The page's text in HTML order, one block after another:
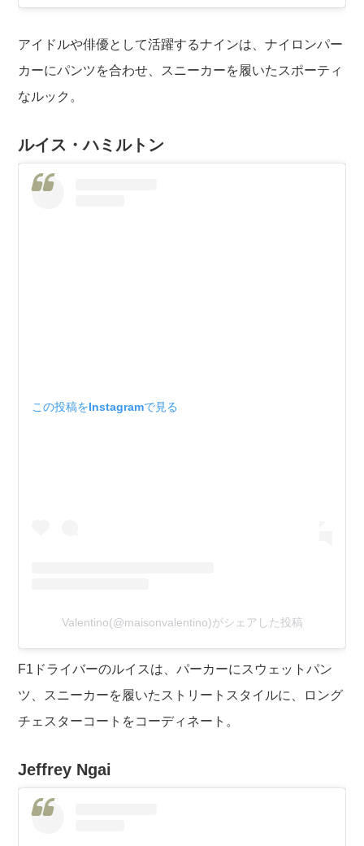
アイドルや俳優として活躍するナインは、ナイロンパー
カーにパンツを合わせ、スニーカーを履いたスポーティ
なルック。
ルイス・ハミルトン
この投稿をInstagramで見る
Valentino(@maisonvalentino)がシェアした投稿
F1ドライバーのルイスは、パーカーにスウェットパン
ツ、スニーカーを履いたストリートスタイルに、ロング
チェスターコートをコーディネート。
Jeffrey Ngai